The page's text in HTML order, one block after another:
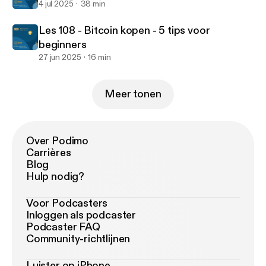
4 jul 2025 38 min
Les 108 - Bitcoin kopen - 5 tips voor
beginners
27 jun 2025 16 min
Meer tonen
Over Podimo
Carrières
Blog
Hulp nodig?
Voor Podcasters
Inloggen als podcaster
Podcaster FAQ
Community-richtlijnen